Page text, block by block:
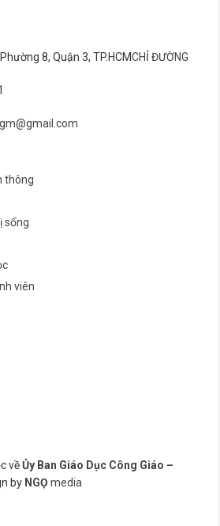
8, Quận 3, TP.HCMCHỈ ĐƯỜNG
thông
sống
viên
vềỦy Ban Giáo Dục Công Giáo –
by NGỌ media